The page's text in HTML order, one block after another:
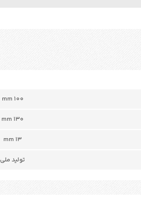
mm 100
mm 130
13 mm
تولید ملی